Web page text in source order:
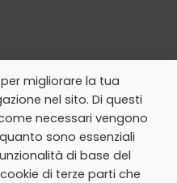
migliorare la tua
nel sito. Di questi
necessari vengono
sono essenziali
di base del
di terze parti che